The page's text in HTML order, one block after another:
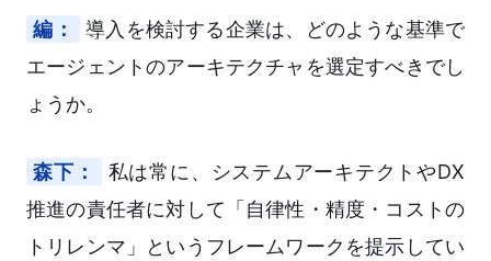
編：
導入を検討する企業は、どのような基準で
エージェントのアーキテクチャを選定すべきでし
ょうか。
森下：
私は常に、システムアーキテクトやDX
推進の責任者に対して「自律性・精度・コストの
トリレンマ」というフレームワークを提示してい